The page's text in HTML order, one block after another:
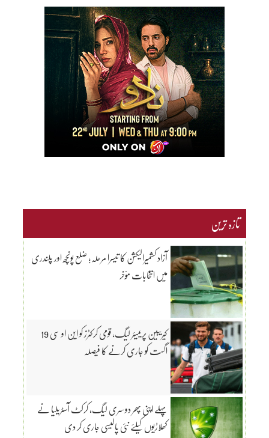
تازہ ترین
آزاد کشمیرالیکشن کا تیسرا مرحلہ؛ ضلع پونچھ اور پلندری
میں انتخابات مؤخر
کیریبین پریمیئر لیگ، قومی کرکٹرز کو این او سی 19
اگست کو جاری کرنے کا فیصلہ
پہلے اپنی پھر دوسری لیگ، کرکٹ آسٹریلیا نے
کھلاڑیوں کیلئے نئی پالیسی جاری کر دی